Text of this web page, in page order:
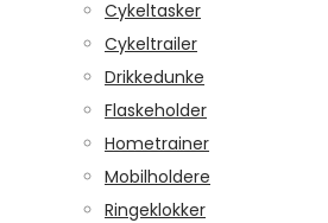
Cykeltasker
Cykeltrailer
Drikkedunke
Flaskeholder
Hometrainer
Mobilholdere
Ringeklokker